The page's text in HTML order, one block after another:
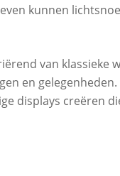
kunnen
van klassieke
en
displays creëren